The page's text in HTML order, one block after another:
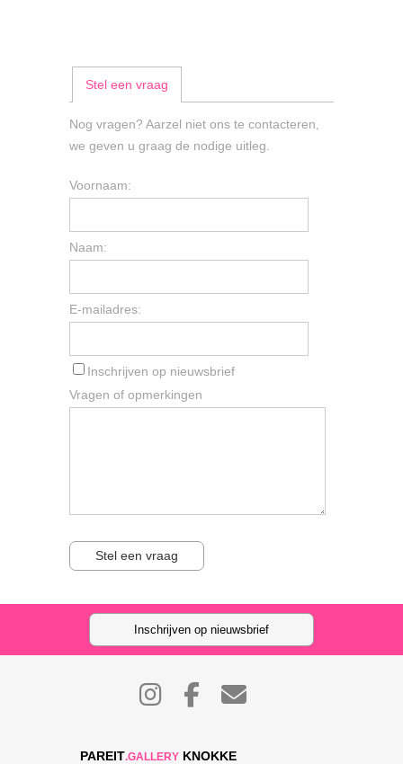
Stel een vraag
Nog vragen? Aarzel niet ons te contacteren,
we geven u graag de nodige uitleg.
Voornaam:
Naam:
E-mailadres:
Inschrijven op nieuwsbrief
Vragen of opmerkingen
Stel een vraag
Inschrijven op nieuwsbrief
PAREIT.GALLERY KNOKKE